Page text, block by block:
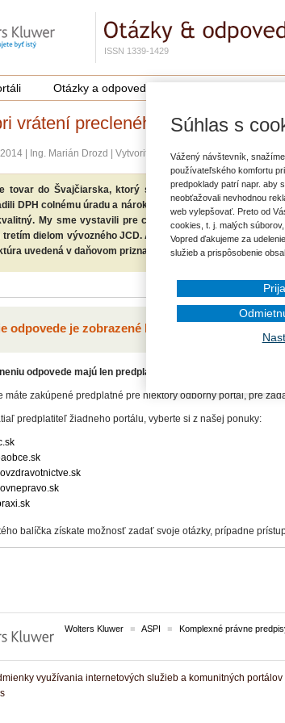
ISSN 1339-1429
Otázky a odpovede
vrátení precleného tovaru zo
Ing. Marián Drozd Vytvoriť záložku
tovar do Švajčiarska, ktorý sme v minulých obdobiach
DPH colnému úradu a nárokovali si odpočet. Teraz tovar
My sme vystavili pre colné účely
dielom vývozného JCD. Ako zdokladovať vývoz
uvedená v daňovom priznaní na riadku 17a v súhrnnom
odpovede je zobrazené len prihlásenému
odpovede majú len predplatitelia.
máte zakúpené predplatné pre niektorý odborný portál, pre
predplatiteľ žiadneho portálu, vyberte si z našej ponuky:
balíčka získate možnosť zadať svoje otázky, prípadne
Wolters Kluwer ASPI Komplexné právne
využívania internetových služieb a komunitných portálov
Súhlas s
Vážený návštevník,
používateľského komfortu
predpoklady patrí napr. aby
neobťažovali nevhodnou
web vylepšovať. Preto od
cookies, t. j. malých
Vopred ďakujeme za
služieb a prispôsobenie